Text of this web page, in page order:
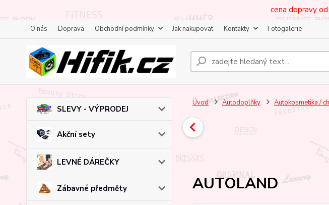
cena dopravy
O nás Doprava Obchodní podmínky Jak nakupovat Kontakty Fotogalerie
SLEVY - VÝPRODEJ
Akční sety
LEVNÉ DÁREČKY
Zábavné předměty
Úvod Autodoplňky Autokosmetika /
AUTOLAND